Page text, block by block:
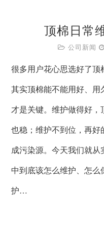
顶棉日常
公司新闻
很多用户花心思选好了顶
其实顶棉能不能用好、
才是关键。维护做得好
也稳；维护不到位，再
成污染源。今天我们就
中到底该怎么维护、怎
护…